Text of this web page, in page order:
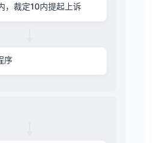
，裁定10内提起上诉
序